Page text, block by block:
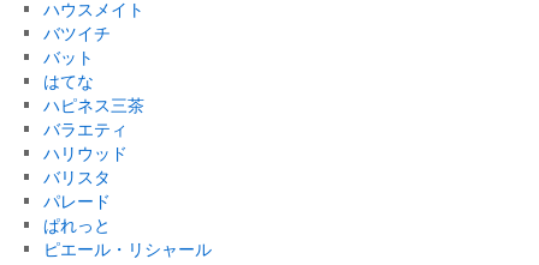
ハウスメイト
バツイチ
バット
はてな
ハピネス三茶
バラエティ
ハリウッド
バリスタ
パレード
ぱれっと
ピエール・リシャール